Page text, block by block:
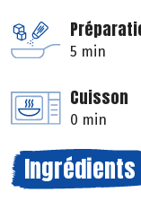
5 min
Cuisson
0 min
Ingrédients